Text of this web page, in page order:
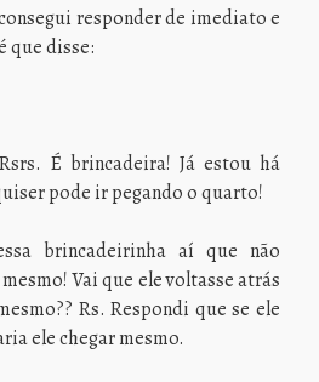
responder de imediato e
que disse:
É brincadeira! Já estou há
pode ir pegando o quarto!
brincadeirinha aí que não
Vai que ele voltasse atrás
Rs. Respondi que se ele
ele chegar mesmo.